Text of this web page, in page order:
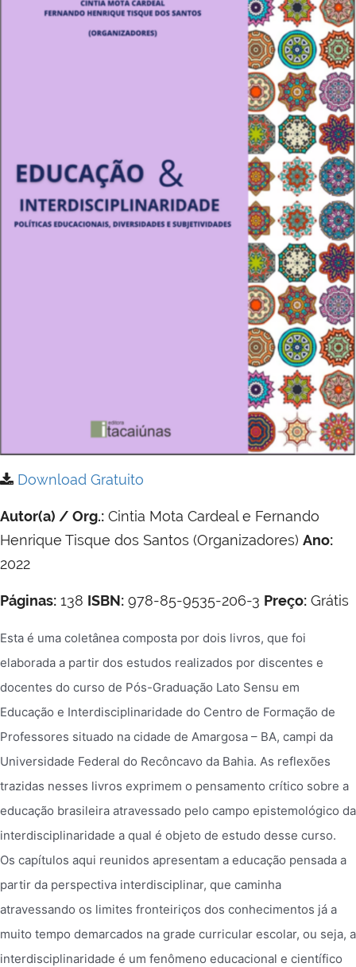
Download Gratuito
Autor(a) / Org.: Cintia Mota Cardeal e Fernando
Henrique Tisque dos Santos (Organizadores) Ano:
2022
Páginas: 138 ISBN: 978-85-9535-206-3 Preço: Grátis
Esta é uma coletânea composta por dois livros, que foi
elaborada a partir dos estudos realizados por discentes e
docentes do curso de Pós-Graduação Lato Sensu em
Educação e Interdisciplinaridade do Centro de Formação de
Professores situado na cidade de Amargosa – BA, campi da
Universidade Federal do Recôncavo da Bahia. As reflexões
trazidas nesses livros exprimem o pensamento crítico sobre a
educação brasileira atravessado pelo campo epistemológico da
interdisciplinaridade a qual é objeto de estudo desse curso.
Os capítulos aqui reunidos apresentam a educação pensada a
partir da perspectiva interdisciplinar, que caminha
atravessando os limites fronteiriços dos conhecimentos já a
muito tempo demarcados na grade curricular escolar, ou seja, a
interdisciplinaridade é um fenômeno educacional e científico